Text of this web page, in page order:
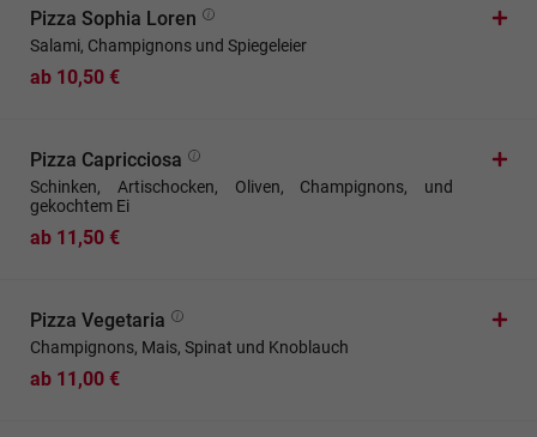
Pizza Sophia Loren
Salami, Champignons und Spiegeleier
ab 10,50 €
Pizza Capricciosa
Schinken, Artischocken, Oliven, Champignons, und
gekochtem Ei
ab 11,50 €
Pizza Vegetaria
Champignons, Mais, Spinat und Knoblauch
ab 11,00 €